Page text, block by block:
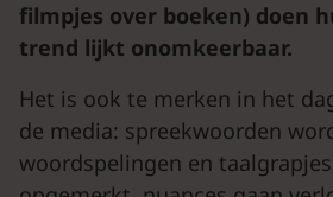
filmpjes over boeken) doen
trend lijkt onomkeerbaar.
Het is ook te merken in het
de media: spreekwoorden
woordspelingen en